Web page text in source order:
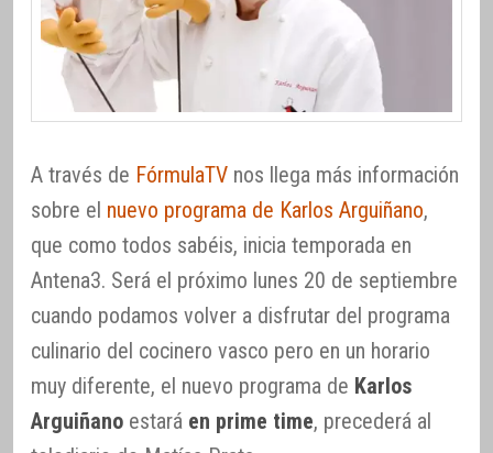
A través de FórmulaTV nos llega más información
sobre el nuevo programa de Karlos Arguiñano,
que como todos sabéis, inicia temporada en
Antena3. Será el próximo lunes 20 de septiembre
cuando podamos volver a disfrutar del programa
culinario del cocinero vasco pero en un horario
muy diferente, el nuevo programa de Karlos
Arguiñano estará en prime time, precederá al